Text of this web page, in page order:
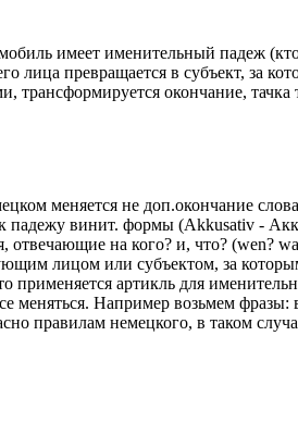
имеет именительный падеж
превращается в субъект, за
окончание, тачка
меняется не доп.окончание
винит. формы (Akkusativ -
на кого? и, что? (wen?
лицом или субъектом, за
применяется артикль для
меняться. Например возьмем
правилам немецкого, в таком